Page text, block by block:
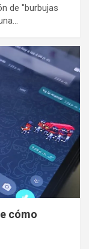
de "burbujas
cómo